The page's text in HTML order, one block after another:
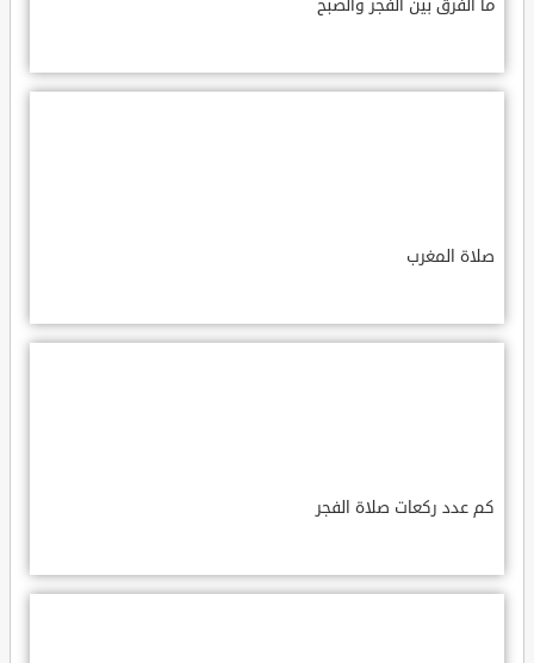
ما الفرق بين الفجر والصبح
صلاة المغرب
كم عدد ركعات صلاة الفجر